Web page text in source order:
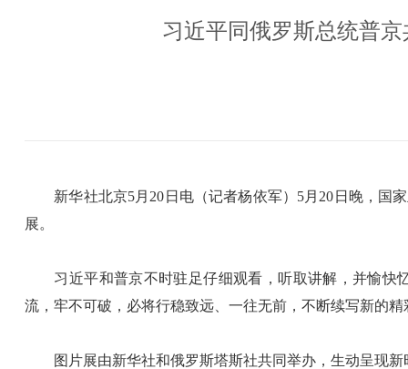
习近平同俄罗斯总统普
新华社北京5月20日电（记者杨依军）5月20日晚，国
展。
习近平和普京不时驻足仔细观看，听取讲解，并愉快
流，牢不可破，必将行稳致远、一往无前，不断续写新的精
图片展由新华社和俄罗斯塔斯社共同举办，生动呈现新